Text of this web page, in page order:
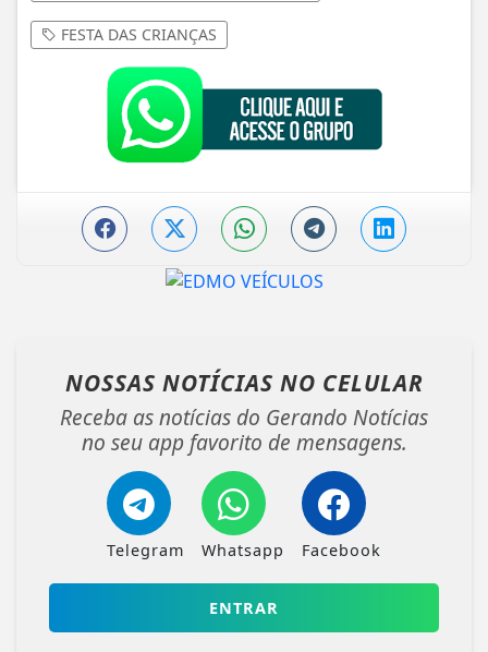
FESTA DAS CRIANÇAS
NOSSAS NOTÍCIAS NO CELULAR
Receba as notícias do Gerando Notícias
no seu app favorito de mensagens.
Telegram Whatsapp Facebook
ENTRAR